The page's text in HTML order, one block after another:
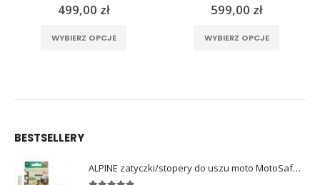
0out of 5
499,00 zł
WYBIERZ OPCJE
0out of 5
599,00 zł
WYBIERZ OPCJE
BESTSELLERY
ALPINE zatyczki/stopery do uszu moto MotoSafe Pro